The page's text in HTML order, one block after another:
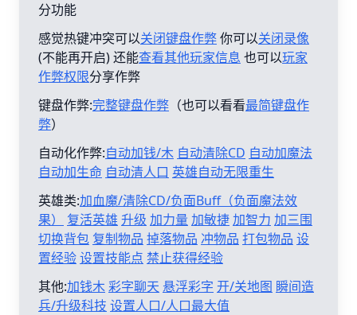
分功能
感觉热键冲突可以关闭键盘作弊你可以关闭录像
(不能再开启) 还能查看其他玩家信息 也可以玩家
作弊权限分享作弊
键盘作弊:完整键盘作弊 （也可以看看最简键盘作
弊）
自动化作弊:自动加钱/木 自动清除CD 自动加魔法
自动加生命 自动清人口 英雄自动无限重生
英雄类:加血魔/清除CD/负面Buff（负面魔法效
果）
复活英雄 升级 加力量 加敏捷加智力 加三围
切换背包 复制物品 掉落物品 冲物品 打包物品 设
置经验设置技能点 禁止获得经验
其他:加钱木彩字聊天 悬浮彩字 开/关地图 瞬间造
兵/升级科技 设置人口/人口最大值